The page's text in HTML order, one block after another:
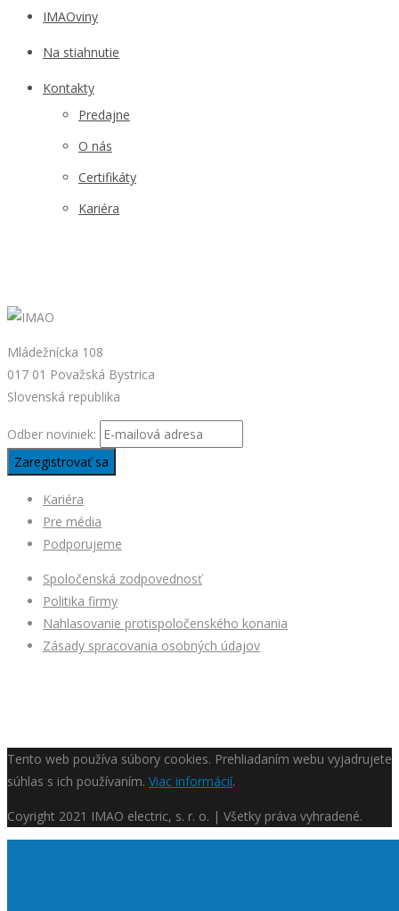
IMAOviny
Na stiahnutie
Kontakty
Predajne
O nás
Certifikáty
Kariéra
Mládežnícka 108
017 01 Považská Bystrica
Slovenská republika
Odber noviniek:
Kariéra
Pre média
Podporujeme
Spoločenská zodpovednosť
Politika firmy
Nahlasovanie protispoločenského konania
Zásady spracovania osobných údajov
Tento web používa súbory cookies. Prehliadaním webu vyjadrujete
súhlas s ich používaním. Viac informácií.
Coyright 2021 IMAO electric, s. r. o. | Všetky práva vyhradené.